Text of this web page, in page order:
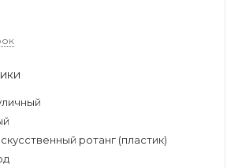
ротанг (пластик)